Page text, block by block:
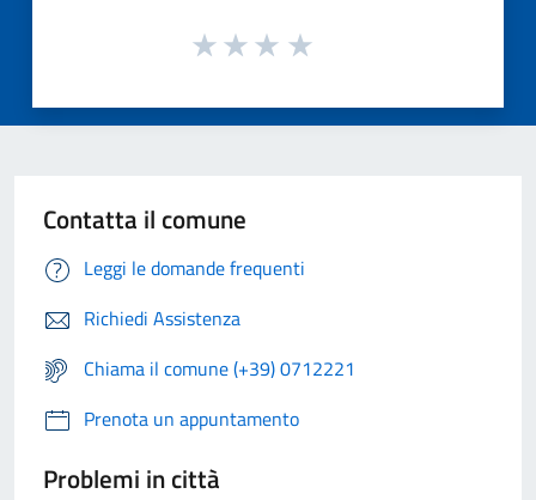
Contatta il comune
Leggi le domande frequenti
Richiedi Assistenza
Chiama il comune (+39) 0712221
Prenota un appuntamento
Problemi in città